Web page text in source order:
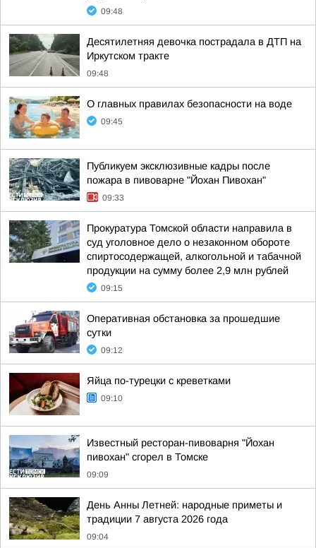
09:48
Десятилетняя девочка пострадала в ДТП на
Иркутском тракте
09:48
О главных правилах безопасности на воде
09:45
Публикуем эксклюзивные кадры после
пожара в пивоварне "Йохан Пивохан"
09:33
Прокуратура Томской области направила в
суд уголовное дело о незаконном обороте
спиртосодержащей, алкогольной и табачной
продукции на сумму более 2,9 млн рублей
09:15
Оперативная обстановка за прошедшие
сутки
09:12
Яйца по-турецки с креветками
09:10
Известный ресторан-пивоварня "Йохан
пивохан" сгорел в Томске
09:09
День Анны Летней: народные приметы и
традиции 7 августа 2026 года
09:04